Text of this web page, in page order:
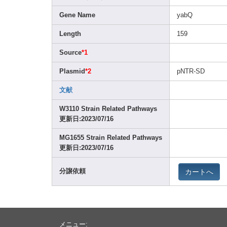
Gene Name yabQ
Length 159
Source*1
Plasmid*2 pNTR-SD
文献
W3110 Strain Related Pathways
更新日:2023/07/16
MG1655 Strain Related Pathways
更新日:2023/07/16
分譲依頼 カートへ
メニュー: